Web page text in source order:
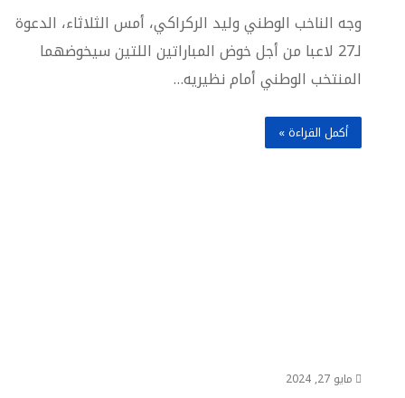
وجه الناخب الوطني وليد الركراكي، أمس الثلاثاء، الدعوة
لـ27 لاعبا من أجل خوض المباراتين اللتين سيخوضهما
المنتخب الوطني أمام نظيريه…
أكمل القراءة »
مايو 27, 2024